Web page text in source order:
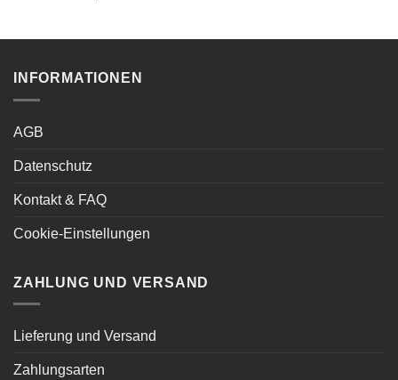
INFORMATIONEN
AGB
Datenschutz
Kontakt & FAQ
Cookie-Einstellungen
ZAHLUNG UND VERSAND
Lieferung und Versand
Zahlungsarten